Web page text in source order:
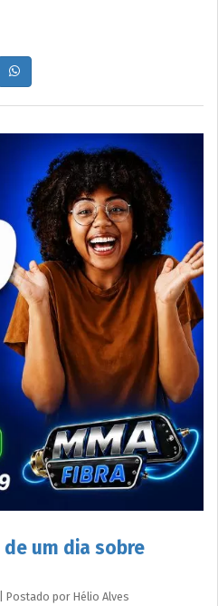
um dia sobre
Postado por Hélio Alves